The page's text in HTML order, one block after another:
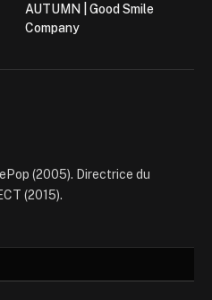
AUTUMN | Good Smile
Company
(2005). Directrice du
(2015).